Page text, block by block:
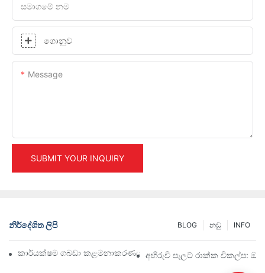
සමාගමේ නම
ගොනුව
Message
SUBMIT YOUR INQUIRY
නිර්දේශිත ලිපි INFO
නඩු
BLOG
කාර්යක්ෂම ගබඩා කළමනාකරණය සඳහා ඉහළම කාර්මික රාක්ක
අභිරුචි පැලට් රාක්ක විකල්ප: